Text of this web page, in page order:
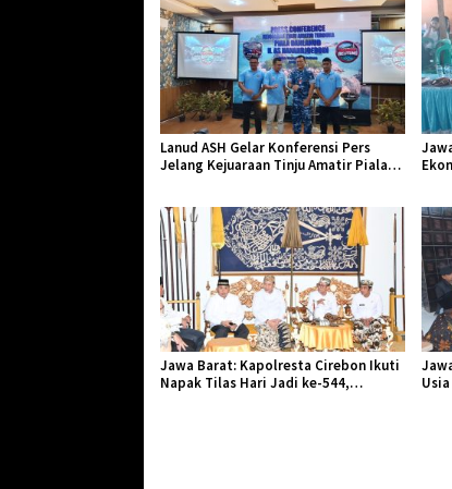
Lanud ASH Gelar Konferensi Pers
Jelang Kejuaraan Tinju Amatir Piala
Jawa Barat: Kapolresta Cirebon Ikuti
Napak Tilas Hari Jadi ke-544,